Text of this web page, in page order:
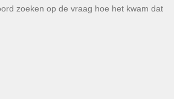
zoeken op de vraag hoe het kwam dat